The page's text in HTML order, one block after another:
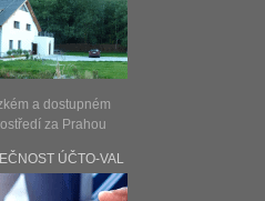
a dostupném
za Prahou
ÚČTO-VAL